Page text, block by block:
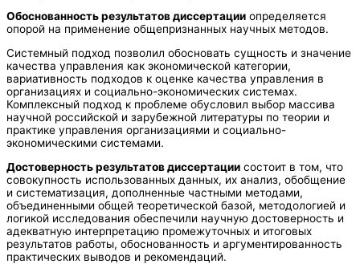
Обоснованность результатов диссертации определяется
опорой на применение общепризнанных научных методов.
Системный подход позволил обосновать сущность и значение
качества управления как экономической категории,
вариативность подходов к оценке качества управления в
организациях и социально-экономических системах.
Комплексный подход к проблеме обусловил выбор массива
научной российской и зарубежной литературы по теории и
практике управления организациями и социально-
экономическими системами.
Достоверность результатов диссертации состоит в том, что
совокупность использованных данных, их анализ, обобщение
и систематизация, дополненные частными методами,
объединенными общей теоретической базой, методологией и
логикой исследования обеспечили научную достоверность и
адекватную интерпретацию промежуточных и итоговых
результатов работы, обоснованность и аргументированность
практических выводов и рекомендаций.